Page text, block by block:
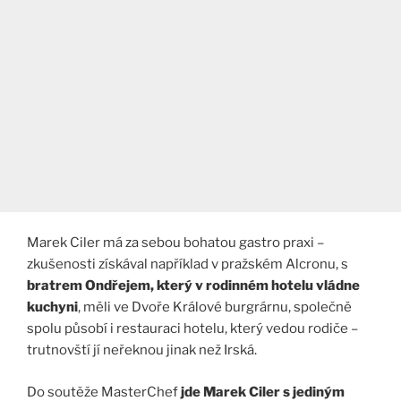
Marek Ciler má za sebou bohatou gastro praxi –
zkušenosti získával například v pražském Alcronu, s
bratrem Ondřejem, který v rodinném hotelu vládne
kuchyni, měli ve Dvoře Králové burgrárnu, společně
spolu působí i restauraci hotelu, který vedou rodiče –
trutnovští jí neřeknou jinak než Irská.
Do soutěže MasterChefjde Marek Ciler s jediným